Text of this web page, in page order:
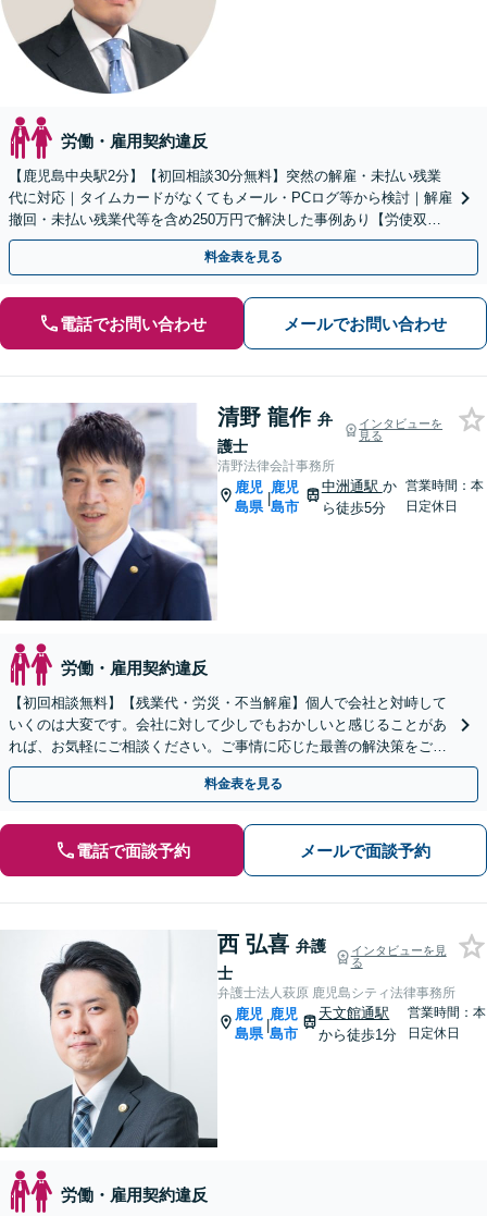
労働・雇用契約違反
【鹿児島中央駅2分】【初回相談30分無料】突然の解雇・未払い残業
代に対応｜タイムカードがなくてもメール・PCログ等から検討｜解雇
撤回・未払い残業代等を含め250万円で解決した事例あり【労使双方
に対応】【弁護士歴10年以上】
料金表を見る
電話でお問い合わせ メールでお問い合わせ
清野 龍作 弁
護士
インタビューを
見る
清野法律会計事務所
鹿児
島県
|
鹿児
島市
中洲通駅 か
ら徒歩5分
営業時間：本
日定休日
労働・雇用契約違反
【初回相談無料】【残業代・労災・不当解雇】個人で会社と対峙して
いくのは大変です。会社に対して少しでもおかしいと感じることがあ
れば、お気軽にご相談ください。ご事情に応じた最善の解決策をご提
案します。
料金表を見る
電話で面談予約 メールで面談予約
西 弘喜 弁護
士
インタビューを見
る
弁護士法人萩原 鹿児島シティ法律事務所
鹿児
島県
|
鹿児
島市
天文館通駅
から徒歩1分
営業時間：本
日定休日
労働・雇用契約違反